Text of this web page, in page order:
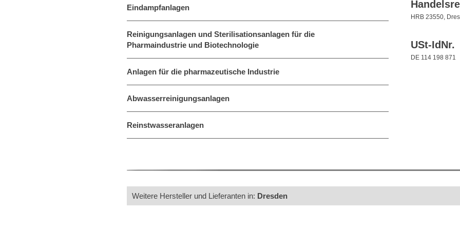
Eindampfanlagen
Reinigungsanlagen und Sterilisationsanlagen für die
Pharmaindustrie und Biotechnologie
Anlagen für die pharmazeutische Industrie
Abwasserreinigungsanlagen
Reinstwasseranlagen
HRB 23550,
USt-IdNr.
DE 114 198 871
Weitere Hersteller und Lieferanten in: Dresden